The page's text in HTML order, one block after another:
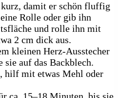
damit er schön fluffig
Rolle oder gib ihn
und rolle ihn mit
2 cm dick aus.
kleinen Herz-Ausstecher
sie auf das Backblech.
hilf mit etwas Mehl oder